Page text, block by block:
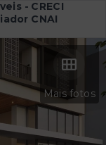
- CRECI
CNAI
Mais fotos